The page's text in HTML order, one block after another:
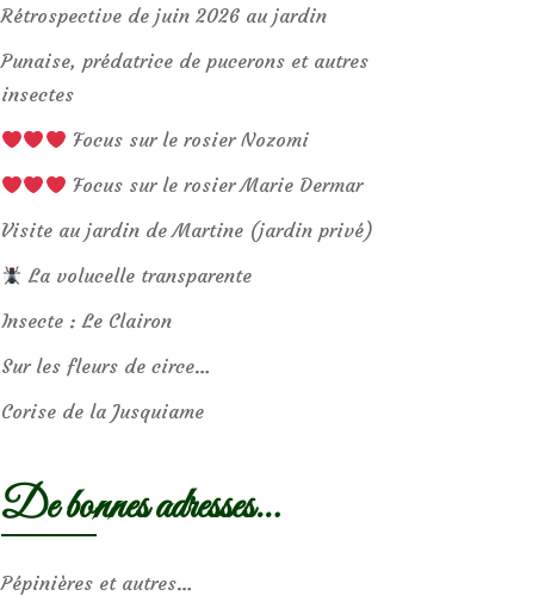
Rétrospective de juin 2026 au jardin
Punaise, prédatrice de pucerons et autres
insectes
Focus sur le rosier Nozomi
Focus sur le rosier Marie Dermar
Visite au jardin de Martine (jardin privé)
La volucelle transparente
Insecte : Le Clairon
Sur les fleurs de circe…
Corise de la Jusquiame
De bonnes adresses…
Pépinières et autres…